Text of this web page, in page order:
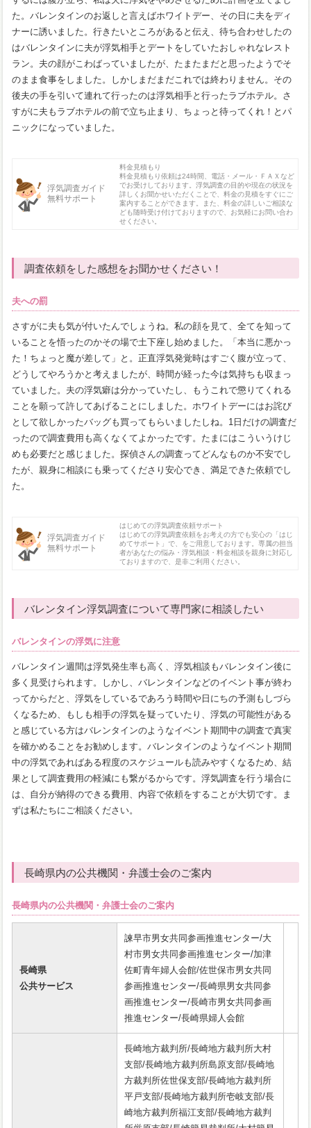
た。バレンタインのお返しと言えばホワイトデー、その日に夫をディ
ナーに誘いました。行きたいところがあると伝え、待ち合わせしたの
はバレンタインに夫が浮気相手とデートをしていたおしゃれなレスト
ラン。夫の顔がこわばっていましたが、たまたまだと思ったようでそ
のまま食事をしました。しかしまだまだこれでは終わりません。その
後夫の手を引いて連れて行ったのは浮気相手と行ったラブホテル。さ
すがに夫もラブホテルの前で立ち止まり、ちょっと待ってくれ！とパ
ニックになっていました。
浮気調査ガイド
無料サポート
料金見積もり
料金見積もり依頼は24時間、電話・メール・ＦＡＸなど
でお受けしております。浮気調査の目的や現在の状況を
詳しくお聞かせいただくことで、料金の見積をすぐにご
案内することができます。また、料金の詳しいご相談な
ども随時受け付けておりますので、お気軽にお問い合わ
せください。
調査依頼をした感想をお聞かせください！
夫への罰
さすがに夫も気が付いたんでしょうね。私の顔を見て、全てを知って
いることを悟ったのかその場で土下座し始めました。「本当に悪かっ
た！ちょっと魔が差して」と。正直浮気発覚時はすごく腹が立って、
どうしてやろうかと考えましたが、時間が経った今は気持ちも収まっ
ていました。夫の浮気癖は分かっていたし、もうこれで懲りてくれる
ことを願って許してあげることにしました。ホワイトデーにはお詫び
として欲しかったバッグも買ってもらいましたしね。1日だけの調査だ
ったので調査費用も高くなくてよかったです。たまにはこういうけじ
めも必要だと感じました。探偵さんの調査ってどんなものか不安でし
たが、親身に相談にも乗ってくださり安心でき、満足できた依頼でし
た。
浮気調査ガイド
無料サポート
はじめての浮気調査依頼サポート
はじめての浮気調査依頼をお考えの方でも安心の「はじ
めてサポート」で、をご用意しております。専属の担当
者があなたの悩み・浮気相談・料金相談を親身に対応し
ておりますので、是非ご利用ください。
バレンタイン浮気調査について専門家に相談したい
バレンタインの浮気に注意
バレンタイン週間は浮気発生率も高く、浮気相談もバレンタイン後に
多く見受けられます。しかし、バレンタインなどのイベント事が終わ
ってからだと、浮気をしているであろう時間や日にちの予測もしづら
くなるため、もしも相手の浮気を疑っていたり、浮気の可能性がある
と感じている方はバレンタインのようなイベント期間中の調査で真実
を確かめることをお勧めします。バレンタインのようなイベント期間
中の浮気であればある程度のスケジュールも読みやすくなるため、結
果として調査費用の軽減にも繋がるからです。浮気調査を行う場合に
は、自分が納得のできる費用、内容で依頼をすることが大切です。ま
ずは私たちにご相談ください。
長崎県内の公共機関・弁護士会のご案内
長崎県内の公共機関・弁護士会のご案内
長崎県
公共サービス
諫早市男女共同参画推進センター/大
村市男女共同参画推進センター/加津
佐町青年婦人会館/佐世保市男女共同
参画推進センター/長崎県男女共同参
画推進センター/長崎市男女共同参画
推進センター/長崎県婦人会館
長崎地方裁判所/長崎地方裁判所大村
支部/長崎地方裁判所島原支部/長崎地
方裁判所佐世保支部/長崎地方裁判所
平戸支部/長崎地方裁判所壱岐支部/長
崎地方裁判所福江支部/長崎地方裁判